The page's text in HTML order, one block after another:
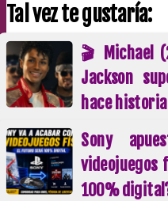
Tal vez te gustaría:
🎬 Michael
Jackson
hace
Sony
videojuegos
100%